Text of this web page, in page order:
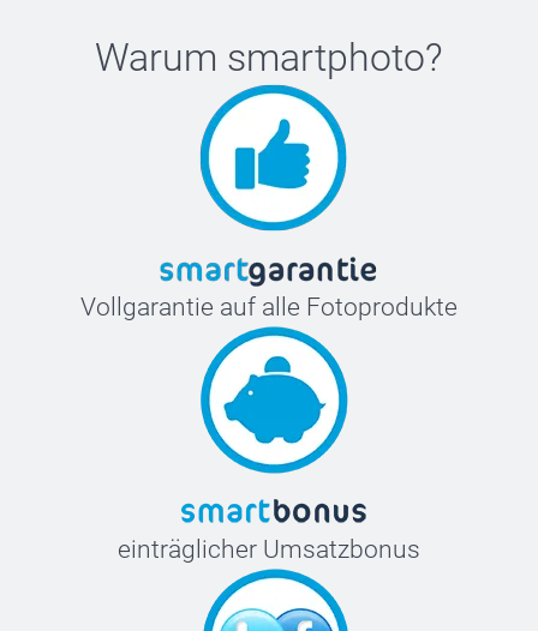
Warum smartphoto?
Vollgarantie auf alle Fotoprodukte
einträglicher Umsatzbonus